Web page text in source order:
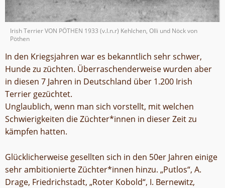
Irish Terrier VON PÖTHEN 1933 (v.l.n.r) Kehlchen, Olli und Nöck von
Pöthen
In den Kriegsjahren war es bekanntlich sehr schwer,
Hunde zu züchten. Überraschenderweise wurden aber
in diesen 7 Jahren in Deutschland über 1.200 Irish
Terrier gezüchtet.
Unglaublich, wenn man sich vorstellt, mit welchen
Schwierigkeiten die Züchter*innen in dieser Zeit zu
kämpfen hatten.
Glücklicherweise gesellten sich in den 50er Jahren einige
sehr ambitionierte Züchter*innen hinzu. „Putlos“, A.
Drage, Friedrichstadt, „Roter Kobold“, I. Bernewitz,